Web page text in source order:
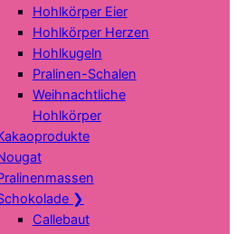
Hohlkörper Eier
Hohlkörper Herzen
Hohlkugeln
Pralinen-Schalen
Weihnachtliche
Hohlkörper
❯
Callebaut